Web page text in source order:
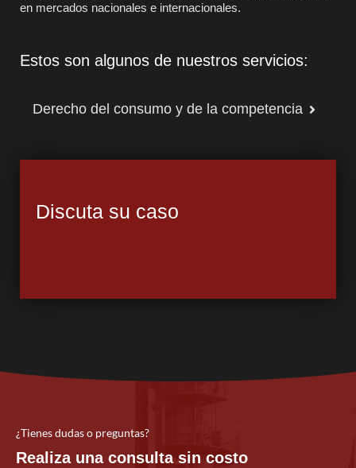
en mercados nacionales e internacionales.
Estos son algunos de nuestros servicios:
Derecho del consumo y de la competencia
Discuta su caso
¿Tienes dudas o preguntas?
Realiza una consulta sin costo